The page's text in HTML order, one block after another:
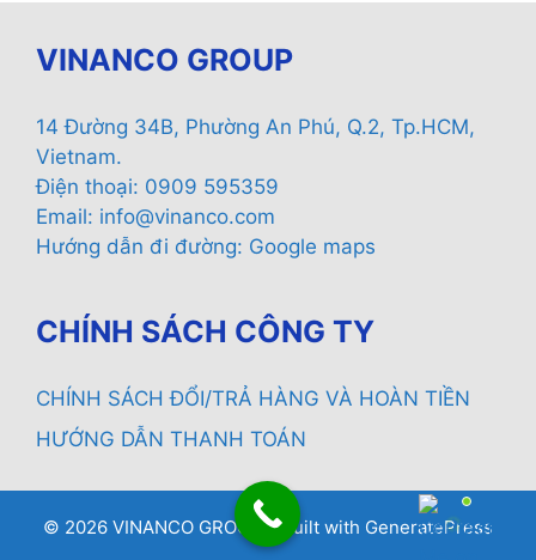
VINANCO GROUP
14 Đường 34B, Phường An Phú, Q.2, Tp.HCM,
Vietnam.
Điện thoại: 0909 595359
Email: info@vinanco.com
Hướng dẫn đi đường: Google maps
CHÍNH SÁCH CÔNG TY
CHÍNH SÁCH ĐỔI/TRẢ HÀNG VÀ HOÀN TIỀN
HƯỚNG DẪN THANH TOÁN
© 2026 VINANCO GROUP• Built with GeneratePress